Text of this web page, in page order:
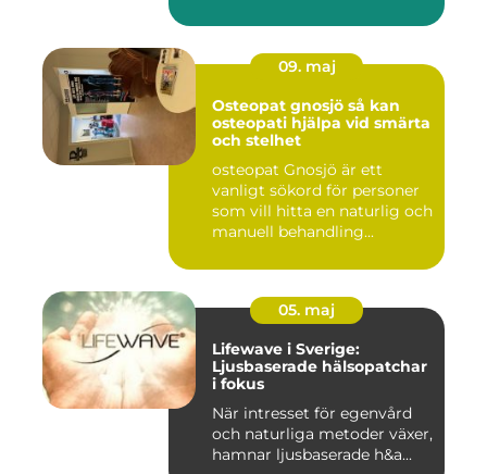
09. maj
Osteopat gnosjö så kan
osteopati hjälpa vid smärta
och stelhet
osteopat Gnosjö är ett
vanligt sökord för personer
som vill hitta en naturlig och
manuell behandling...
05. maj
Lifewave i Sverige:
Ljusbaserade hälsopatchar
i fokus
När intresset för egenvård
och naturliga metoder växer,
hamnar ljusbaserade h&a...